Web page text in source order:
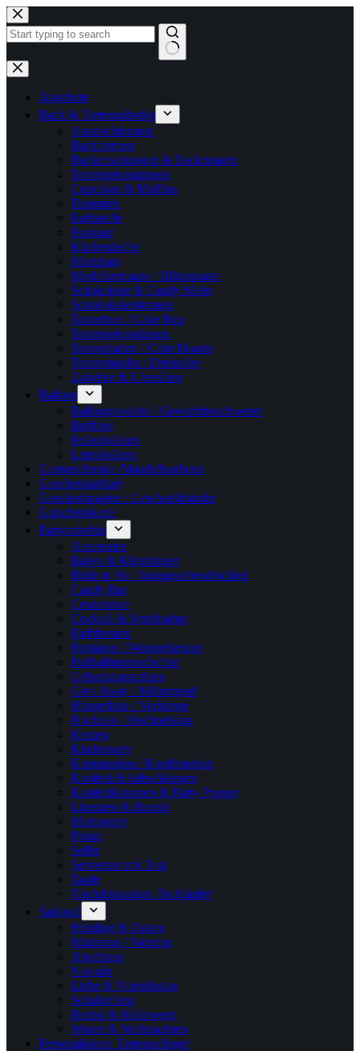
Zum
Inhalt
springen
Keine
Ergebnisse
Angebote
Back & Tortenzubehör
Ausstechformen
Backformen
Backmischungen & Backzutaten
Tortendekorationen
Cupcakes & Muffins
Dummies
Farbstoffe
Fondant
Küchenhelfer
Marzipan
Modelliermasse / Blütenpaste
Schokolade & Candy Melts
Schokoladenformen
Tortenbox / Cake Box
Tortendekorationen
Tortenplatten / Cake Boards
Tortenständer / Drehteller
Zubehör & Utensilien
Ballons
Ballongewichte / Gewichtbeschwerer
Bubbles
Folienballons
Latexballons
Gastgeschenke /Mandelbonbons
Geschenkartikel
Geschenkpapier / Geschenkbänder
Gutscheinkarte
Partyzubehör
Accesories
Babys & Kleinkinder
Bride to Be / Junggesellenabschied
Candy Bar
Centerprice
Cocktail & Strohhalme
Farbthemen
Fontänen / Wunderkerzen
Fußballmannschaften
Geburtstagszahlen
Give Away / Mitbringsel
Hängedeko / Vorhänge
Hochzeit / Hochzeitstag
Kerzen
Kinderparty
Kommunion / Konfirmation
Konfetti & luftschlangen
Konfettikanonen & Party Popper
Lizenzen & Brands
Mottoparty
Pinata
Selfie
Servietten mit Text
Taufe
Tischdekoration Tischläufer
Saisonal
Frühling & Ostern
Muttertag / Vatertag
Abschluss
Neujahr
Liebe & Valentinstag
Schulanfang
Herbst & Halloween
Winter & Weihnachten
Personalisierte Tortenaufleger